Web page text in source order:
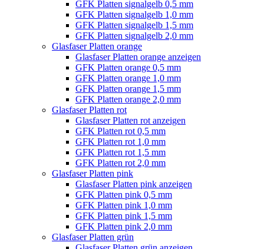
GFK Platten signalgelb 0,5 mm
GFK Platten signalgelb 1,0 mm
GFK Platten signalgelb 1,5 mm
GFK Platten signalgelb 2,0 mm
Glasfaser Platten orange
Glasfaser Platten orange anzeigen
GFK Platten orange 0,5 mm
GFK Platten orange 1,0 mm
GFK Platten orange 1,5 mm
GFK Platten orange 2,0 mm
Glasfaser Platten rot
Glasfaser Platten rot anzeigen
GFK Platten rot 0,5 mm
GFK Platten rot 1,0 mm
GFK Platten rot 1,5 mm
GFK Platten rot 2,0 mm
Glasfaser Platten pink
Glasfaser Platten pink anzeigen
GFK Platten pink 0,5 mm
GFK Platten pink 1,0 mm
GFK Platten pink 1,5 mm
GFK Platten pink 2,0 mm
Glasfaser Platten grün